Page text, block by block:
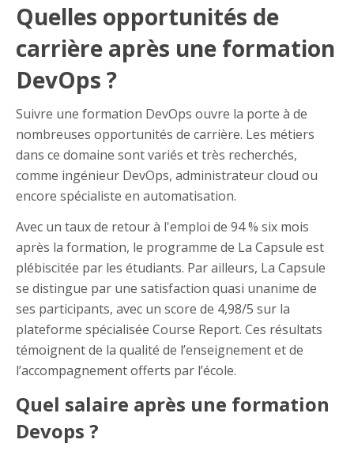
Quelles opportunités de
carrière après une formation
DevOps ?
Suivre une formation DevOps ouvre la porte à de
nombreuses opportunités de carrière. Les métiers
dans ce domaine sont variés et très recherchés,
comme ingénieur DevOps, administrateur cloud ou
encore spécialiste en automatisation.
Avec un taux de retour à l'emploi de 94 % six mois
après la formation, le programme de La Capsule est
plébiscitée par les étudiants. Par ailleurs, La Capsule
se distingue par une satisfaction quasi unanime de
ses participants, avec un score de 4,98/5 sur la
plateforme spécialisée Course Report. Ces résultats
témoignent de la qualité de l’enseignement et de
l’accompagnement offerts par l’école.
Quel salaire après une formation
Devops ?